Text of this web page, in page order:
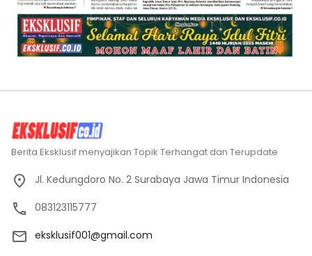
Berita Eksklusif menyajikan Topik Terhangat dan Terupdate
Jl. Kedungdoro No. 2 Surabaya Jawa Timur Indonesia
083123115777
eksklusif001@gmail.com